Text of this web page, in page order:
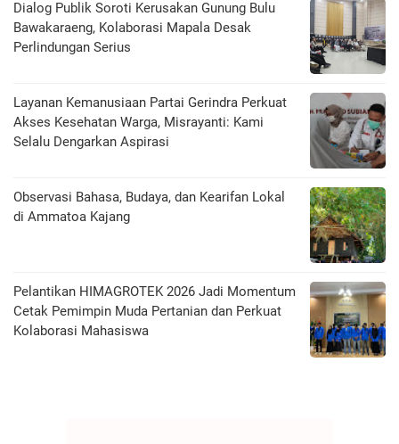
Dialog Publik Soroti Kerusakan Gunung Bulu
Bawakaraeng, Kolaborasi Mapala Desak
Perlindungan Serius
Layanan Kemanusiaan Partai Gerindra Perkuat
Akses Kesehatan Warga, Misrayanti: Kami
Selalu Dengarkan Aspirasi
Observasi Bahasa, Budaya, dan Kearifan Lokal
di Ammatoa Kajang
Pelantikan HIMAGROTEK 2026 Jadi Momentum
Cetak Pemimpin Muda Pertanian dan Perkuat
Kolaborasi Mahasiswa